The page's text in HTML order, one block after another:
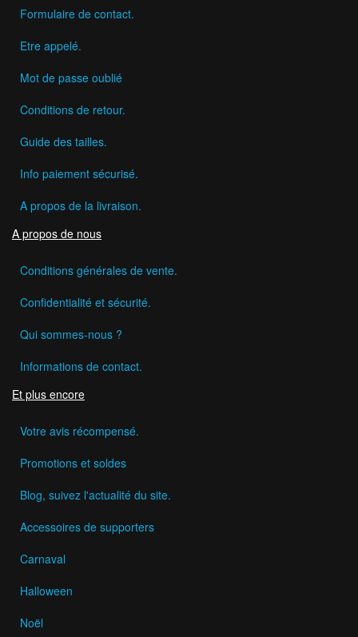
Formulaire de contact.
Etre appelé.
Mot de passe oublié
Conditions de retour.
Guide des tailles.
Info paiement sécurisé.
A propos de la livraison.
A propos de nous
Conditions générales de vente.
Confidentialité et sécurité.
Qui sommes-nous ?
Informations de contact.
Et plus encore
Votre avis récompensé.
Promotions et soldes
Blog, suivez l'actualité du site.
Accessoires de supporters
Carnaval
Halloween
Noël